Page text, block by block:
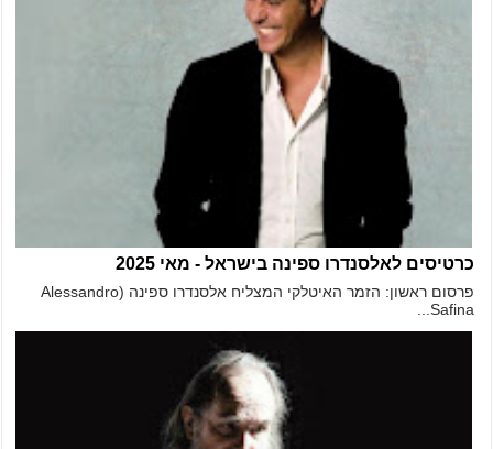
כרטיסים לאלסנדרו ספינה בישראל - מאי 2025
פרסום ראשון: הזמר האיטלקי המצליח אלסנדרו ספינה (Alessandro
Safina...